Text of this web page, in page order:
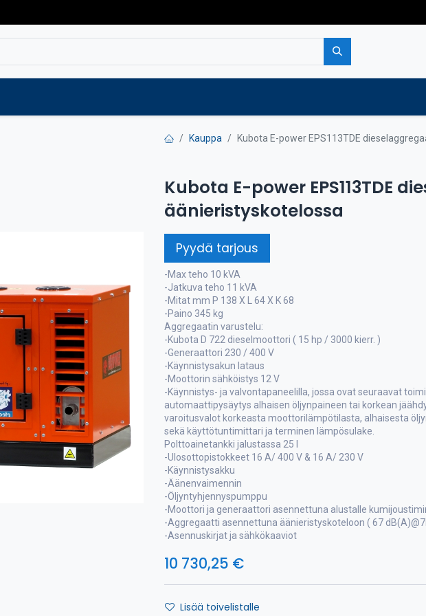
Kauppa Kubota E-power EPS113TDE
Kubota E-power EPS113TDE
äänieristyskotelossa
Pyydä tarjous
-Max teho 10 kVA
-Jatkuva teho 11 kVA
-Mitat mm P 138 X L 64 X K 68
-Paino 345 kg
Aggregaatin varustelu:
-Kubota D 722 dieselmoottori ( 15 hp / 3000 kierr. )
-Generaattori 230 / 400 V
-Käynnistysakun lataus
-Moottorin sähköistys 12 V
-Käynnistys- ja valvontapaneelilla, jossa ovat seuraavat
automaattipysäytys alhaisen öljynpaineen tai korkean
varoitusvalot korkeasta moottorilämpötilasta, alhaisesta
sekä käyttötuntimittari ja terminen lämpösulake.
Polttoainetankki jalustassa 25 l
-Ulosottopistokkeet 16 A/ 400 V & 16 A/ 230 V
-Käynnistysakku
-Äänenvaimennin
-Öljyntyhjennyspumppu
-Moottori ja generaattori asennettuna alustalle
-Aggregaatti asennettuna äänieristyskoteloon ( 67
-Asennuskirjat ja sähkökaaviot
10 730,25 €
Lisää toivelistalle